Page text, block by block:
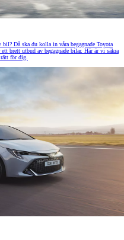
Då ska du kolla in våra begagnade Toyota
brett utbud av begagnade bilar. Här är vi säkra
rätt för dig.